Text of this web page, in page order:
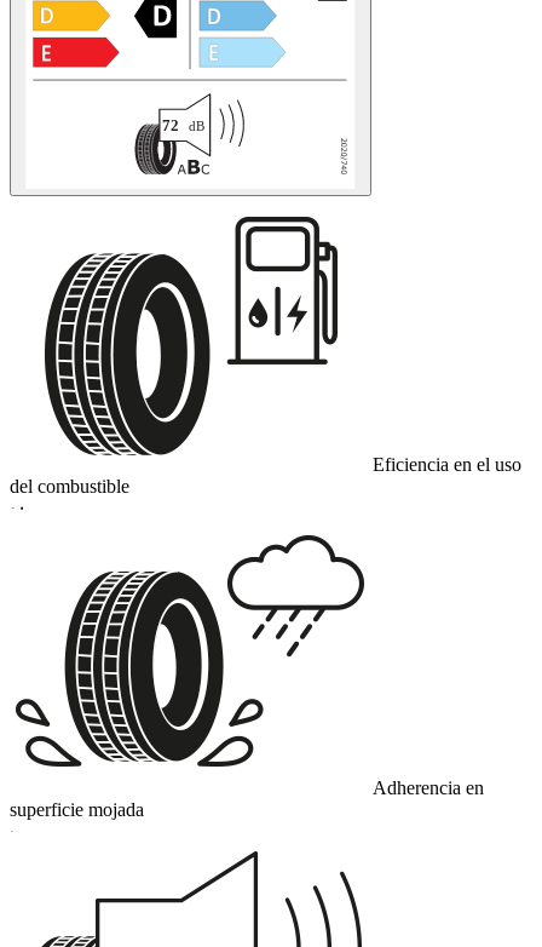
Eficiencia en el uso
del combustible
D
Adherencia en
superficie mojada
C